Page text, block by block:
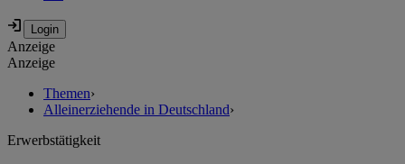
Anzeige
Anzeige
Themen›
Alleinerziehende in Deutschland›
Erwerbstätigkeit